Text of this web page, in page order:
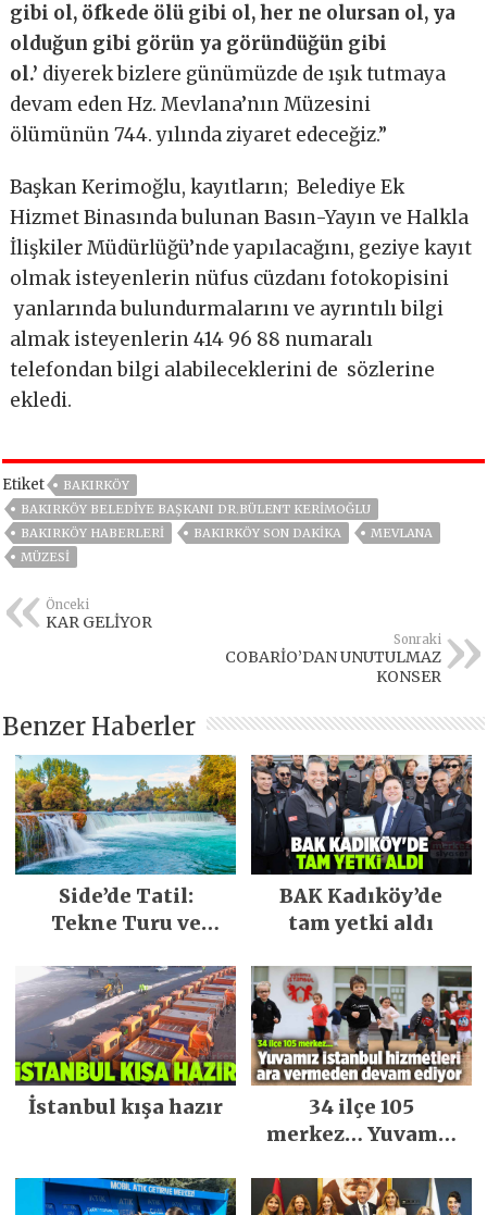
gibi ol, öfkede ölü gibi ol, her ne olursan ol, ya
olduğun gibi görün ya göründüğün gibi
ol.’ diyerek bizlere günümüzde de ışık tutmaya
devam eden Hz. Mevlana’nın Müzesini
ölümünün 744. yılında ziyaret edeceğiz.”
Başkan Kerimoğlu, kayıtların; Belediye Ek
Hizmet Binasında bulunan Basın-Yayın ve Halkla
İlişkiler Müdürlüğü’nde yapılacağını, geziye kayıt
olmak isteyenlerin nüfus cüzdanı fotokopisini
yanlarında bulundurmalarını ve ayrıntılı bilgi
almak isteyenlerin 414 96 88 numaralı
telefondan bilgi alabileceklerini de sözlerine
ekledi.
Etiket
BAKIRKÖY
BAKIRKÖY BELEDIYE BAŞKANI DR.BÜLENT KERIMOĞLU
BAKIRKÖY HABERLERI
BAKIRKÖY SON DAKIKA
MEVLANA
MÜZESİ
Önceki
KAR GELİYOR
Sonraki
COBARİO’DAN UNUTULMAZ
KONSER
Benzer Haberler
Side’de Tatil:
Tekne Turu ve
BAK Kadıköy’de
tam yetki aldı
İstanbul kışa hazır
34 ilçe 105
merkez… Yuvamız
ara vermeden